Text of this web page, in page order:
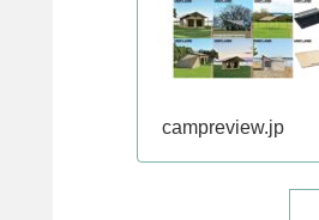
campreview.jp